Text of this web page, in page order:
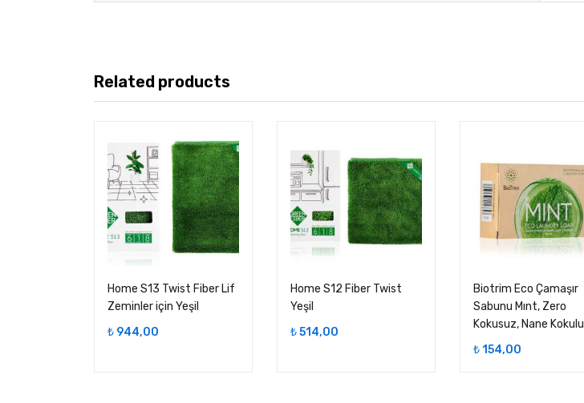
Related products
Home S13 Twist Fiber Lif
Zeminler için Yeşil
₺ 944,00
Home S12 Fiber Twist
Yeşil
₺514,00
Biotrim Eco Çamaşır
Sabunu Mınt, Zero
Kokusuz, Nane Kokulu
₺154,00